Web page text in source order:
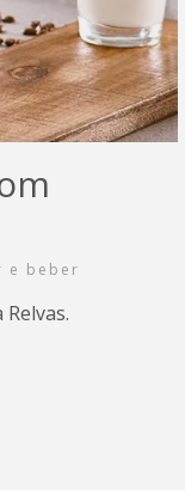
e beber